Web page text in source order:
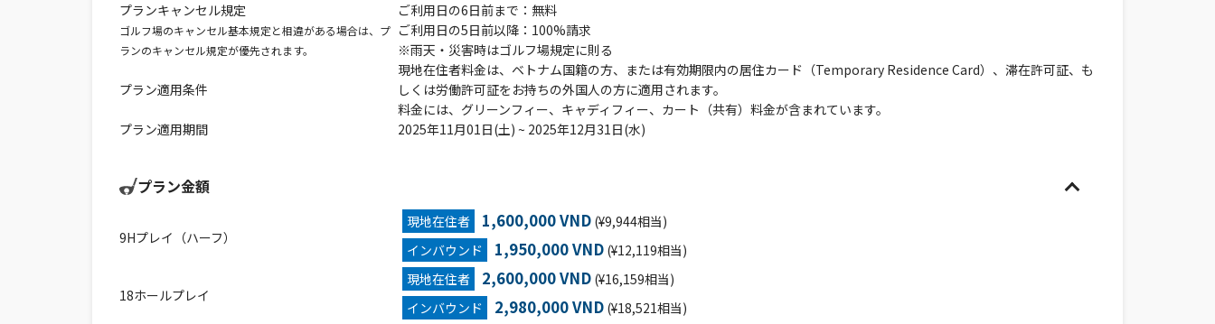
プランキャンセル規定
ゴルフ場のキャンセル基本規定と相違がある場合は、プ
ランのキャンセル規定が優先されます。
ご利用日の6日前まで：無料
ご利用日の5日前以降：100%請求
※雨天・災害時はゴルフ場規定に則る
プラン適用条件
現地在住者料金は、ベトナム国籍の方、または有効期限内の居住カード（Temporary Residence Card）、滞在許可証、も
しくは労働許可証をお持ちの外国人の方に適用されます。
料金には、グリーンフィー、キャディフィー、カート（共有）料金が含まれています。
プラン適用期間
2025年11月01日(土) ~ 2025年12月31日(水)
プラン金額
9Hプレイ（ハーフ）
現地在住者 1,600,000 VND (¥9,944相当)
インバウンド
1,950,000 VND (¥12,119相当)
18ホールプレイ
現地在住者 2,600,000 VND (¥16,159相当)
インバウンド
2,980,000 VND (¥18,521相当)